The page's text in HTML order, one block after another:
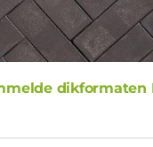
dikformaten